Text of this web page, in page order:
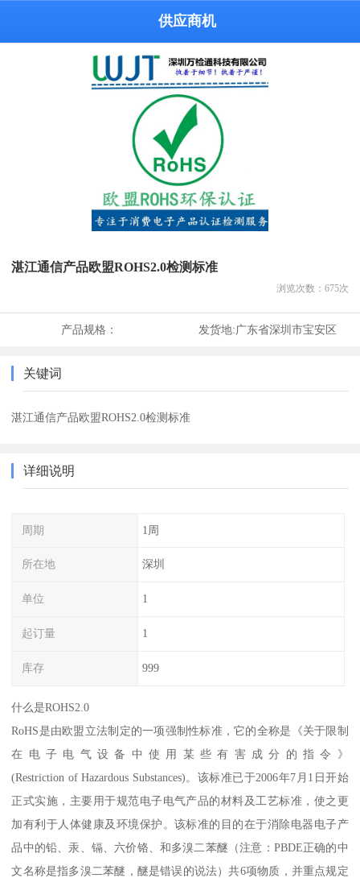
供应商机
湛江通信产品欧盟ROHS2.0检测标准
浏览次数： 675次
产品规格： 发货地:广东省深圳市宝安区
关键词
湛江通信产品欧盟ROHS2.0检测标准
详细说明
周期 1周
所在地 深圳
单位 1
起订量 1
库存 999
什么是ROHS2.0
RoHS是由欧盟立法制定的一项强制性标准，它的全称是《关于限制
在电子电气设备中使用某些有害成分的指令》
(Restriction of Hazardous Substances)。该标准已于2006年7月1日开始
正式实施，主要用于规范电子电气产品的材料及工艺标准，使之更
加有利于人体健康及环境保护。该标准的目的在于消除电器电子产
品中的铅、汞、镉、六价铬、和多溴二苯醚（注意：PBDE正确的中
文名称是指多溴二苯醚，醚是错误的说法）共6项物质，并重点规定